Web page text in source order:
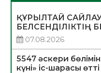
ҚҰРЫЛТАЙ
БЕЛСЕНДІЛІКТІҢ
07.08.2026
5547 әскери
күні» іс-шарасы өтті